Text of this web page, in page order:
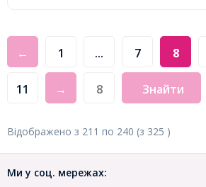
← 1 ... 7 8
11 → Знайти
Відображено з 211 по 240 (з 325 )
Ми у соц. мережах: